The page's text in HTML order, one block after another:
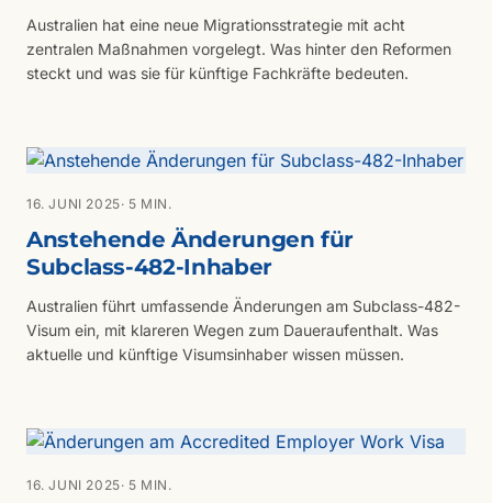
Australien hat eine neue Migrationsstrategie mit acht
zentralen Maßnahmen vorgelegt. Was hinter den Reformen
steckt und was sie für künftige Fachkräfte bedeuten.
16. JUNI 2025· 5 MIN.
Anstehende Änderungen für
Subclass-482-Inhaber
Australien führt umfassende Änderungen am Subclass-482-
Visum ein, mit klareren Wegen zum Daueraufenthalt. Was
aktuelle und künftige Visumsinhaber wissen müssen.
16. JUNI 2025· 5 MIN.